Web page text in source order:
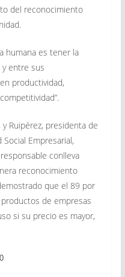
del reconocimiento
humana es tener la
y entre sus
productividad,
Ruipérez, presidenta de
Social Empresarial,
conlleva
reconocimiento
que el 89 por
de empresas
si su precio es mayor,